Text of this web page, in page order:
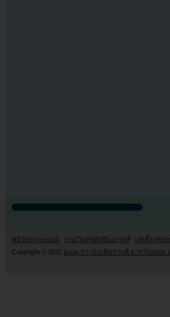
หน้าแรก youzab รวมวันเกิดศิลปินเกาหลี เรตติ้ง
Copyright © 2011 Kpop ข่าวบันเทิงเกาหลี ดาราไอดอ